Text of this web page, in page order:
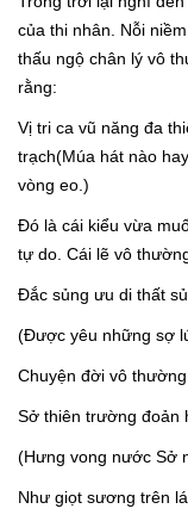
của thi nhân. Nỗi
thấu ngộ chân lý vô
rằng:
Vị tri ca vũ năng đa
trạch(Múa hát nào
vòng eo.)
Đó là cái kiểu vừa
tự do. Cái lẽ vô
Đắc sủng ưu di thất
(Được yêu những sợ
Chuyện đời vô
Sở thiên trường đoản
(Hưng vong nước Sở
Như giọt sương trên